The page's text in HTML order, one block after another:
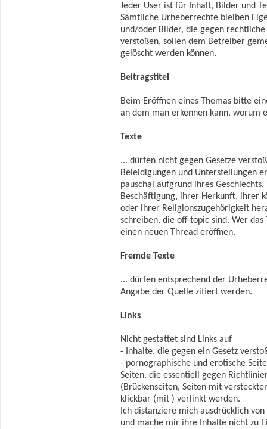
Jeder User ist für Inhalt, Bilder und
Sämtliche Urheberrechte bleiben
und/oder Bilder, die gegen
verstoßen, sollen dem Betreiber
gelöscht werden können.
Beitragstitel
Beim Eröffnen eines Themas bitte
an dem man erkennen kann, worum
Texte
... dürfen nicht gegen Gesetze
Beleidigungen und Unterstellungen
pauschal aufgrund ihres
Beschäftigung, ihrer Herkunft, ihrer
oder ihrer Religionszugehörigkeit
schreiben, die off-topic sind. Wer
einen neuen Thread eröffnen.
Fremde Texte
... dürfen entsprechend der
Angabe der Quelle zitiert werden.
Links
Nicht gestattet sind Links auf
- Inhalte, die gegen ein Gesetz
- pornographische und erotische
Seiten, die essentiell gegen
(Brückenseiten, Seiten mit
klickbar (mit ) verlinkt werden.
Ich distanziere mich ausdrücklich
und mache mir ihre Inhalte nicht zu